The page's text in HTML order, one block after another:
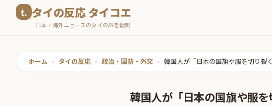
タイの反応 タイコエ
日本・海外ニュースのタイの声を翻訳
ホーム • タイの反応 • 政治・国防・外交 • 韓国人が「日本の国旗や服を切り裂
韓国人が「日本の国旗や服